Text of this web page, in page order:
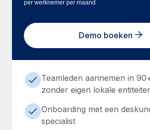
per werknemer per maand
Demo boeken
Teamleden aannemen in
zonder eigen lokale
Onboarding met een
specialist